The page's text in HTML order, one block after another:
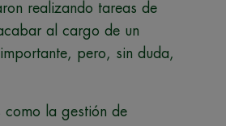
realizando tareas de
al cargo de un
pero, sin duda,
como la gestión de